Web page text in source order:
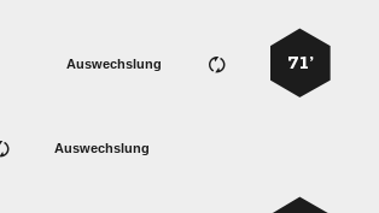
71’
Auswechslung
Auswechslung